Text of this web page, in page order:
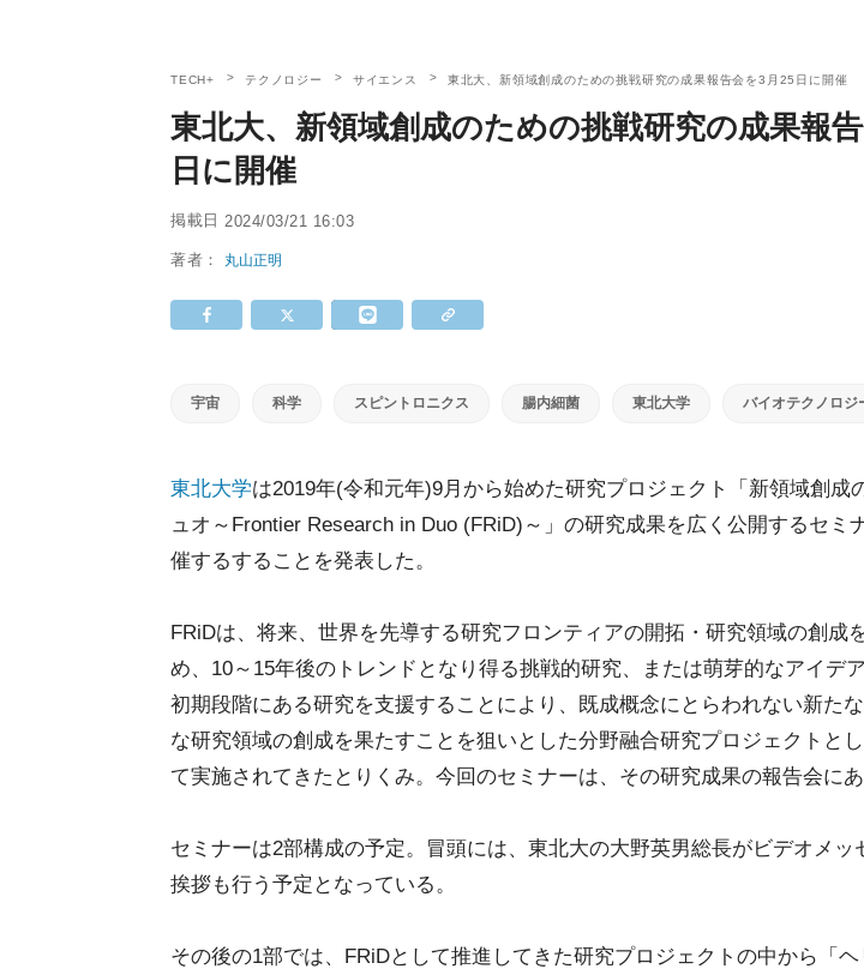
TECH+ テクノロジー サイエンス 東北大、新領域創成のための挑戦研究の成果報告会を3月25日に開催
東北大、新領域創成のための挑戦研究の成果報
日に開催
掲載日 2024/03/21 16:03
著者： 丸山正明
宇宙 科学 スピントロニクス 腸内細菌 東北大学 バイオテクノロジ
東北大学は2019年(令和元年)9月から始めた研究プロジェクト「新領域創成
ュオ～Frontier Research in Duo (FRiD)～」の研究成果を広く公開するセミ
催するすることを発表した。
FRiDは、将来、世界を先導する研究フロンティアの開拓・研究領域の創成
め、10～15年後のトレンドとなり得る挑戦的研究、または萌芽的なアイデ
初期段階にある研究を支援することにより、既成概念にとらわれない新た
な研究領域の創成を果たすことを狙いとした分野融合研究プロジェクトと
て実施されてきたとりくみ。今回のセミナーは、その研究成果の報告会にあ
セミナーは2部構成の予定。冒頭には、東北大の大野英男総長がビデオメッ
挨拶も行う予定となっている。
その後の1部では、FRiDとして推進してきた研究プロジェクトの中から「